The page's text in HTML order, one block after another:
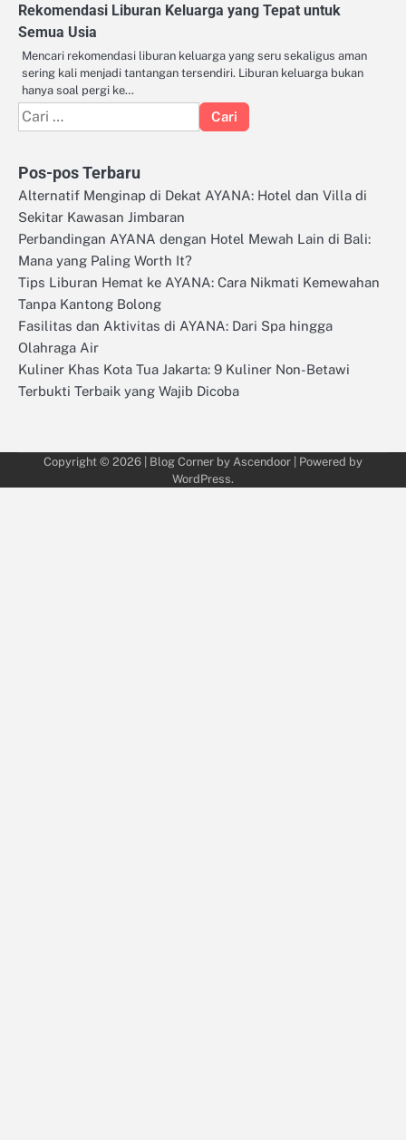
Rekomendasi Liburan Keluarga yang Tepat untuk
Semua Usia
Mencari rekomendasi liburan keluarga yang seru sekaligus aman
sering kali menjadi tantangan tersendiri. Liburan keluarga bukan
hanya soal pergi ke…
Cari
untuk:
Pos-pos Terbaru
Alternatif Menginap di Dekat AYANA: Hotel dan Villa di
Sekitar Kawasan Jimbaran
Perbandingan AYANA dengan Hotel Mewah Lain di Bali:
Mana yang Paling Worth It?
Tips Liburan Hemat ke AYANA: Cara Nikmati Kemewahan
Tanpa Kantong Bolong
Fasilitas dan Aktivitas di AYANA: Dari Spa hingga
Olahraga Air
Kuliner Khas Kota Tua Jakarta: 9 Kuliner Non-Betawi
Terbukti Terbaik yang Wajib Dicoba
Copyright © 2026 | Blog Corner by Ascendoor | Powered by
WordPress.